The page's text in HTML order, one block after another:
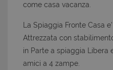
come casa vacanza.
La Spiaggia Fronte Casa
Attrezzata con
in Parte a spiaggia Libera
amici a 4 zampe.